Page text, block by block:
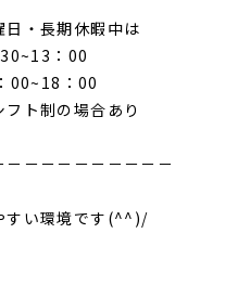
期休暇中は
：00
：00
の場合あり
－－－－－－－－－
すい環境です(^^)/